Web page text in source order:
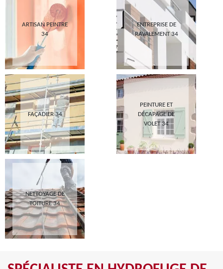
ARTISAN PEINTRE
34
ENTREPRISE DE
RAVALEMENT 34
FAÇADIER 34
PEINTURE ET
DÉCAPAGE DE
VOLET 34
NETTOYAGE DE
TOITURE 34